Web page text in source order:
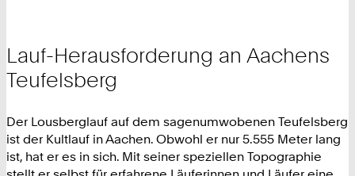
Lauf-Herausforderung an Aachens
Teufelsberg
Der Lousberglauf auf dem sagenumwobenen Teufelsberg
ist der Kultlauf in Aachen. Obwohl er nur 5.555 Meter lang
ist, hat er es in sich. Mit seiner speziellen Topographie